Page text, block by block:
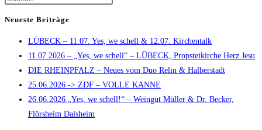
close
the
search
panel.
Neueste Beiträge
LÜBECK – 11.07. Yes, we schell & 12.07. Kirchentalk
11.07.2026 – „Yes, we schell“ – LÜBECK, Propsteikirche Herz Jesu
DIE RHEINPFALZ – Neues vom Duo Relin & Halberstadt
25.06.2026 -> ZDF – VOLLE KANNE
26.06.2026 „Yes, we schell!“ – Weingut Müller & Dr. Becker,
Flörsheim Dalsheim